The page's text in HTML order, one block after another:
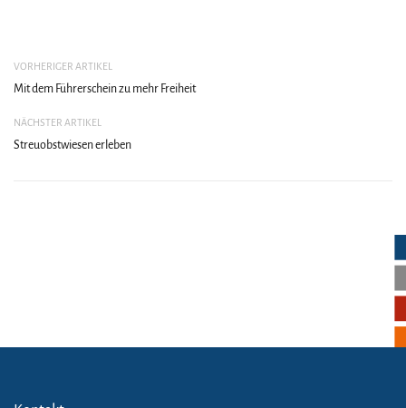
VORHERIGER ARTIKEL
Mit dem Führerschein zu mehr Freiheit
NÄCHSTER ARTIKEL
Streuobstwiesen erleben